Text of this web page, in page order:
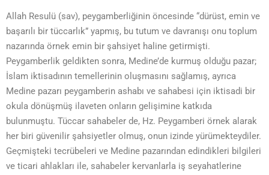
Allah Resulü (sav), peygamberliğinin öncesinde “dürüst, emin ve
başarılı bir tüccarlık” yapmış, bu tutum ve davranışı onu toplum
nazarında örnek emin bir şahsiyet haline getirmişti.
Peygamberlik geldikten sonra, Medine’de kurmuş olduğu pazar;
İslam iktisadının temellerinin oluşmasını sağlamış, ayrıca
Medine pazarı peygamberin ashabı ve sahabesi için iktisadi bir
okula dönüşmüş ilaveten onların gelişimine katkıda
bulunmuştu. Tüccar sahabeler de, Hz. Peygamberi örnek alarak
her biri güvenilir şahsiyetler olmuş, onun izinde yürümekteydiler.
Geçmişteki tecrübeleri ve Medine pazarından edindikleri bilgileri
ve ticari ahlakları ile, sahabeler kervanlarla iş seyahatlerine